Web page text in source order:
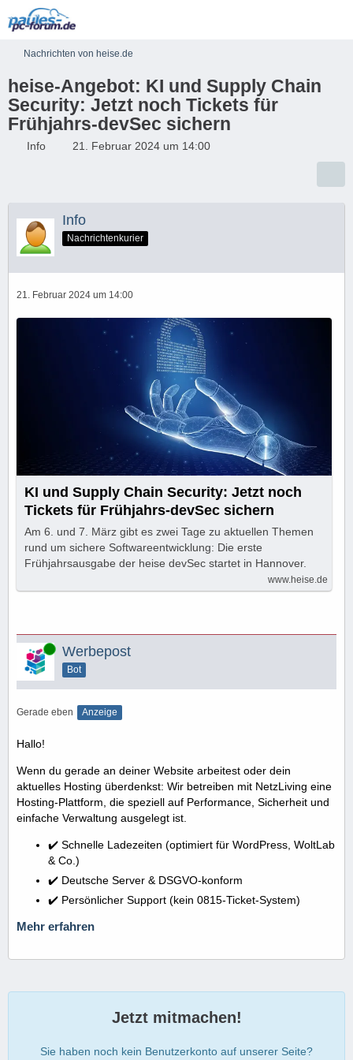
Nachrichten von heise.de
heise-Angebot: KI und Supply Chain
Security: Jetzt noch Tickets für
Frühjahrs-devSec sichern
Info 21. Februar 2024 um 14:00
Info
Nachrichtenkurier
21. Februar 2024 um 14:00
KI und Supply Chain Security: Jetzt noch
Tickets für Frühjahrs-devSec sichern
Am 6. und 7. März gibt es zwei Tage zu aktuellen Themen
rund um sichere Softwareentwicklung: Die erste
Frühjahrsausgabe der heise devSec startet in Hannover.
www.heise.de
Online Werbepost
Bot
Gerade eben Anzeige
Hallo!
Wenn du gerade an deiner Website arbeitest oder dein
aktuelles Hosting überdenkst: Wir betreiben mit NetzLiving eine
Hosting-Plattform, die speziell auf Performance, Sicherheit und
einfache Verwaltung ausgelegt ist.
✔️ Schnelle Ladezeiten (optimiert für WordPress, WoltLab
& Co.)
✔️ Deutsche Server & DSGVO-konform
✔️ Persönlicher Support (kein 0815-Ticket-System)
Mehr erfahren
Jetzt mitmachen!
Sie haben noch kein Benutzerkonto auf unserer Seite?